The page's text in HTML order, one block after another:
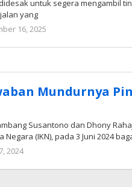
untuk segera mengambil
yang
16, 2025
NTT
Mundurnya
Susantono dan Dhony
Negara (IKN), pada 3 Juni 2024
2024
NTT